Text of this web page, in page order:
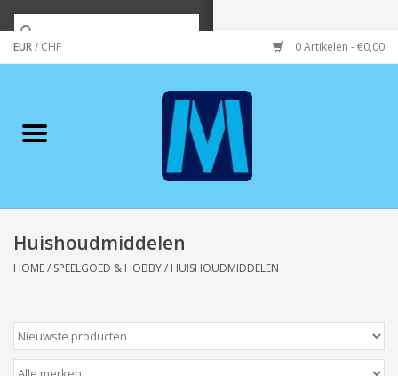
EUR/ CHF 0 Artikelen - €0,00
Merken
Wonen/koken/huishouden
Wenskaarten
Huishoudmiddelen
HOME/ SPEELGOED & HOBBY/ HUISHOUDMIDDELEN